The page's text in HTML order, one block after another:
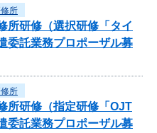
所
所研修（選択研修「タイ
委託業務プロポーザル募
所
所研修（指定研修「OJT
委託業務プロポーザル募